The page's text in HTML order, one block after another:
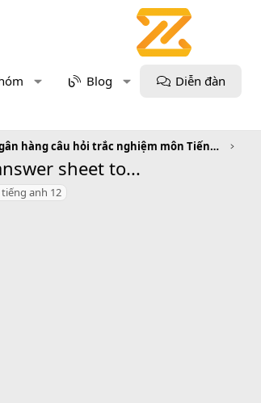
Blog Diễn đàn
Ngân hàng câu hỏi trắc nghiệm môn Tiếng Anh
sheet to...
anh 12